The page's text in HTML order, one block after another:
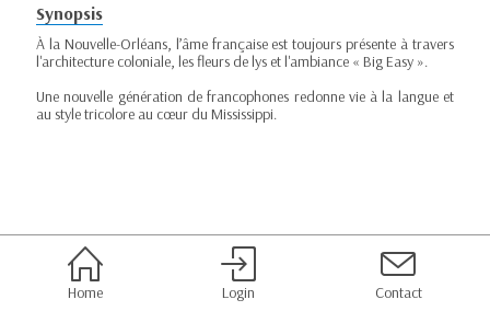
Synopsis
À la Nouvelle-Orléans, l’âme française est toujours présente à travers
l'architecture coloniale, les fleurs de lys et l'ambiance « Big Easy ».
Une nouvelle génération de francophones redonne vie à la langue et
au style tricolore au cœur du Mississippi.
Home Login Contact